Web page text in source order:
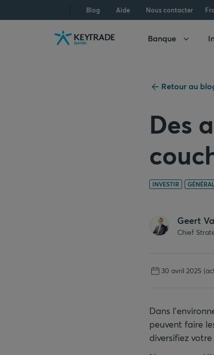
à
à
au
Blog Aide Nous contacter
Banque
Retour au
Des
INVESTIR
Geert
Chief
30 avril 2025
Dans
peuvent faire
diversifiez